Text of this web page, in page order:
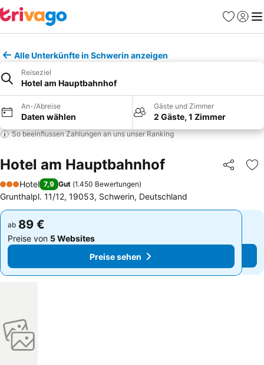
Favoriten
Alle Unterkünfte in Schwerin anzeigen
Reiseziel
Hotel am Hauptbahnhof
An-/Abreise
Daten wählen
Gäste und Zimmer
2 Gäste, 1 Zimmer
So beeinflussen Zahlungen an uns unser Ranking
Hotel am Hauptbahnhof Teilen
3 Sterne
Hotel 7,9 Gut (1.450 Bewertungen)
Grunthalpl. 11/12, 19053, Schwerin, Deutschland
ab 89 €
Preise von 5 Websites
Preise sehen
ab 89 €
Preise von 5 Websites
Preise sehen